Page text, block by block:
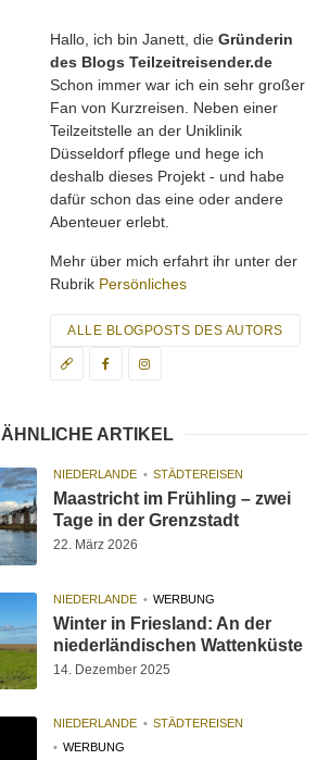
Hallo, ich bin Janett, die Gründerin
des Blogs Teilzeitreisender.de
Schon immer war ich ein sehr großer
Fan von Kurzreisen. Neben einer
Teilzeitstelle an der Uniklinik
Düsseldorf pflege und hege ich
deshalb dieses Projekt - und habe
dafür schon das eine oder andere
Abenteuer erlebt.
Mehr über mich erfahrt ihr unter der
Rubrik Persönliches
ALLE BLOGPOSTS DES AUTORS
ÄHNLICHE ARTIKEL
NIEDERLANDE STÄDTEREISEN
Maastricht im Frühling – zwei
Tage in der Grenzstadt
22. März 2026
NIEDERLANDE WERBUNG
Winter in Friesland: An der
niederländischen Wattenküste
14. Dezember 2025
NIEDERLANDE
STÄDTEREISEN
WERBUNG